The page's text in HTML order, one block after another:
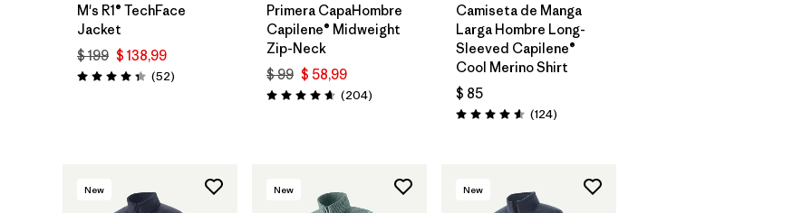
M's R1® TechFace
Jacket
$ 199 $ 138,99
Valoración: 4.3 / 5
(52Comentarios
)
Primera CapaHombre
Capilene® Midweight
Zip-Neck
$ 99 $ 58,99
Valoración: 4.6 / 5
(204Comentarios
)
Camiseta de Manga
Larga Hombre Long-
Sleeved Capilene®
Cool Merino Shirt
$ 85
Valoración: 4.6 / 5
(124Comentarios
)
New New New